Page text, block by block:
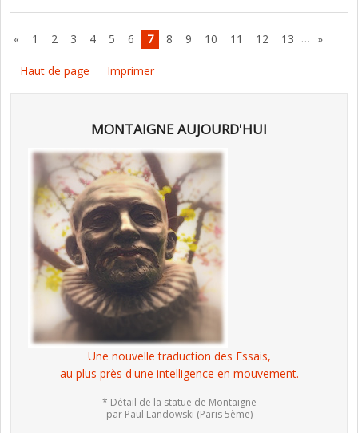
« 1 2 3 4 5 6 7 8 9 10 11 12 13 … »
Haut de page Imprimer
MONTAIGNE AUJOURD'HUI
Une nouvelle traduction des Essais,
au plus près d'une intelligence en mouvement.
* Détail de la statue de Montaigne
par Paul Landowski (Paris 5ème)